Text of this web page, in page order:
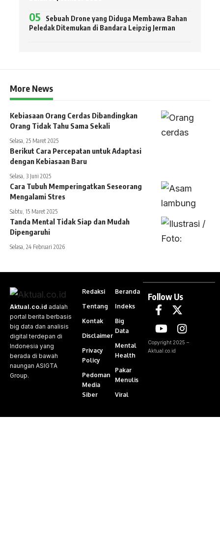
Sebuah Drone yang Diduga Membawa Bahan
Peledak Ditemukan di Bandara Leipzig Jerman
More News
Kebiasaan Orang Cerdas Dibandingkan
Orang Tidak Tahu Sama Sekali
Selasa, 25 Maret 2025
Berikut Cara Percepatan untuk Adaptasi
dengan Kebiasaan Baru
Selasa, 3 Juni 2025
Cara Tubuh Memperingatkan Seseorang
Mengalami Stres
Sabtu, 15 Maret 2025
Tanda Mental Tidak Siap dan Mudah
Dipengaruhi
Selasa, 24 Februari 2026
Aktual.co.id adalah
portal berita berbasis
big data dan analisis
digital terdepan di
Indonesia yang
berada di bawah
naungan ASIGTA
Group.
Redaksi
Tentang
Kontak
Disclaimer
Privacy
Policy
Pedoman
Media
Siber
Beranda
Indeks
Big
Data
Mental
Health
Pakar
Menulis
Viral
Follow Us
Copyright 2025 –
Aktual.co.id